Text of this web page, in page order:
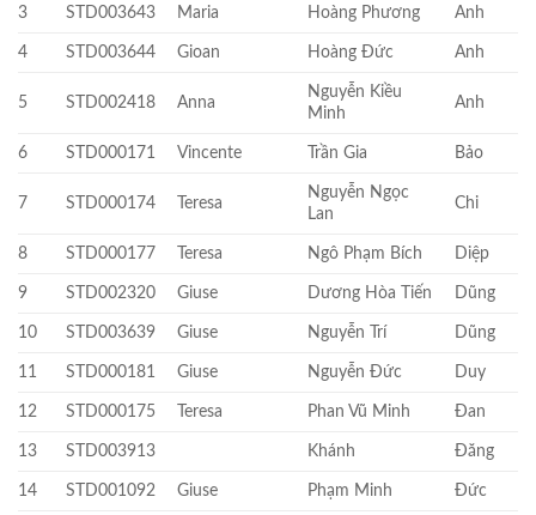
3 STD003643 Maria Hoàng Phương Anh
4 STD003644 Gioan Hoàng Đức Anh
5 STD002418 Anna
Nguyễn Kiều
Minh
Anh
6 STD000171 Vincente Trần Gia Bảo
7 STD000174 Teresa
Nguyễn Ngọc
Lan
Chi
8 STD000177 Teresa Ngô Phạm Bích Diệp
9 STD002320 Giuse Dương Hòa Tiến Dũng
10 STD003639 Giuse Nguyễn Trí Dũng
11 STD000181 Giuse Nguyễn Đức Duy
12 STD000175 Teresa Phan Vũ Minh Đan
13 STD003913 Khánh Đăng
14 STD001092 Giuse Phạm Minh Đức